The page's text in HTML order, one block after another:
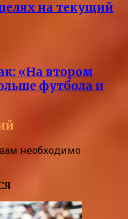
на текущий
«На втором
футбола и
необходимо